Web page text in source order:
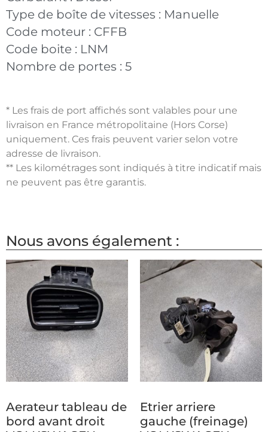
Type de boîte de vitesses : Manuelle
Code moteur : CFFB
Code boite : LNM
Nombre de portes : 5
* Les frais de port affichés sont valables pour une
livraison en France métropolitaine (Hors Corse)
uniquement. Ces frais peuvent varier selon votre
adresse de livraison.
** Les kilométrages sont indiqués à titre indicatif mais
ne peuvent pas être garantis.
Nous avons également :
Aerateur tableau de
bord avant droit
Etrier arriere
gauche (freinage)